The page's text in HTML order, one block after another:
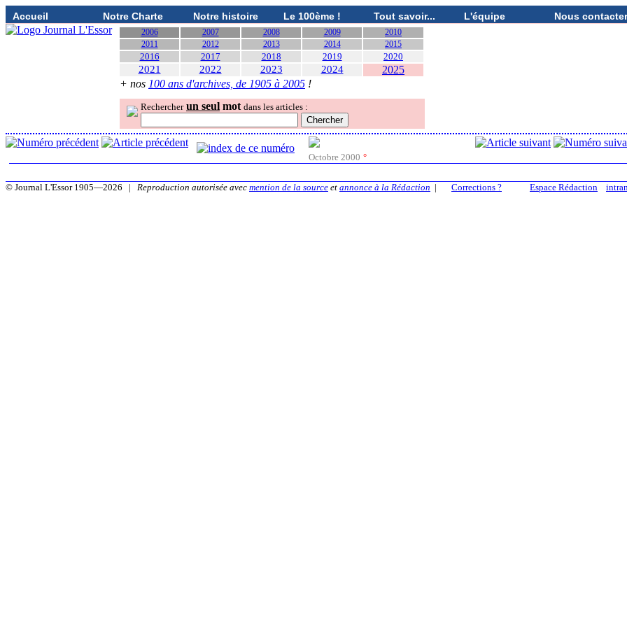
Accueil Notre Charte Notre histoire Le 100ème ! Tout savoir... L'équipe Nous contacter
2006 2007 2008 2009
2010
2011
2012 2013 2014 2015
2016 2017 2018 2019 2020
2021 2022 2023 2024
2025
+ nos 100 ans d'archives, de 1905 à 2005 !
Rechercher un seul mot dans les articles :
Octobre 2000 °
Espace Rédaction
© Journal L'Essor 1905—2026 | Reproduction autorisée avec mention de la source et annonce à la Rédaction | Corrections ?